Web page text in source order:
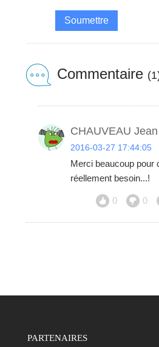
Soumettre
Commentaire
CHAUVEAU
2016-03-27 17:44:05
Merci beaucoup pour
réellement besoin...!
0 0
PARTENAIRES